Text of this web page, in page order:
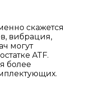
скажется
вибрация,
могут
ATF.
более